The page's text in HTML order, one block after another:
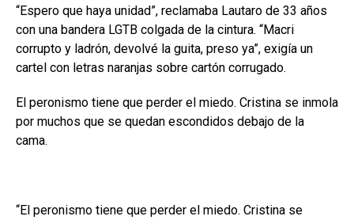
“Espero que haya unidad”, reclamaba Lautaro de 33 años
con una bandera LGTB colgada de la cintura. “Macri
corrupto y ladrón, devolvé la guita, preso ya”, exigía un
cartel con letras naranjas sobre cartón corrugado.
El peronismo tiene que perder el miedo. Cristina se inmola
por muchos que se quedan escondidos debajo de la
cama.
“El peronismo tiene que perder el miedo. Cristina se